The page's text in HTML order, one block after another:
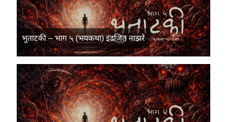
भुताटकी – भाग ५ (भयकथा) इंद्रजित नाझरे